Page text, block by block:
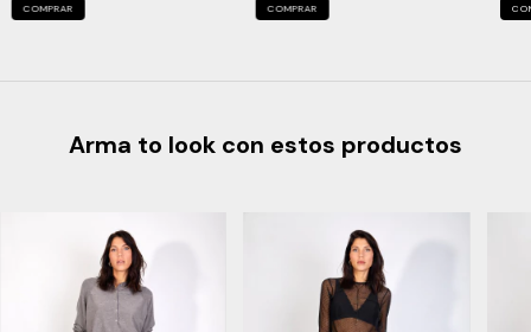
COMPRAR COMPRAR
Arma to look con estos productos